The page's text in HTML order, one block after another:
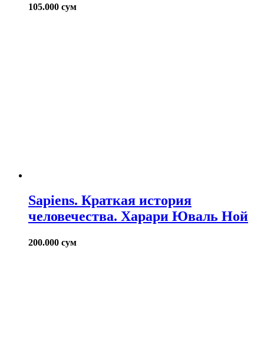
105.000 сум
Sapiens. Краткая история
человечества. Харари Юваль Ной
200.000 сум